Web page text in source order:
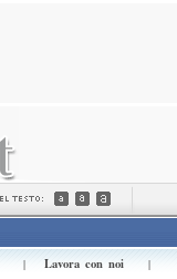
| Lavora con noi |